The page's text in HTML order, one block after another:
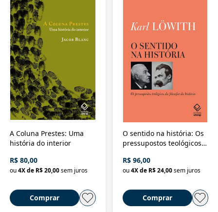
A Coluna Prestes: Uma
história do interior
R$ 80,00
ou4X de R$ 20,00sem juros
Comprar
O sentido na história: Os
pressupostos teológicos
R$ 96,00
ou 4X de R$ 24,00 sem juros
Comprar